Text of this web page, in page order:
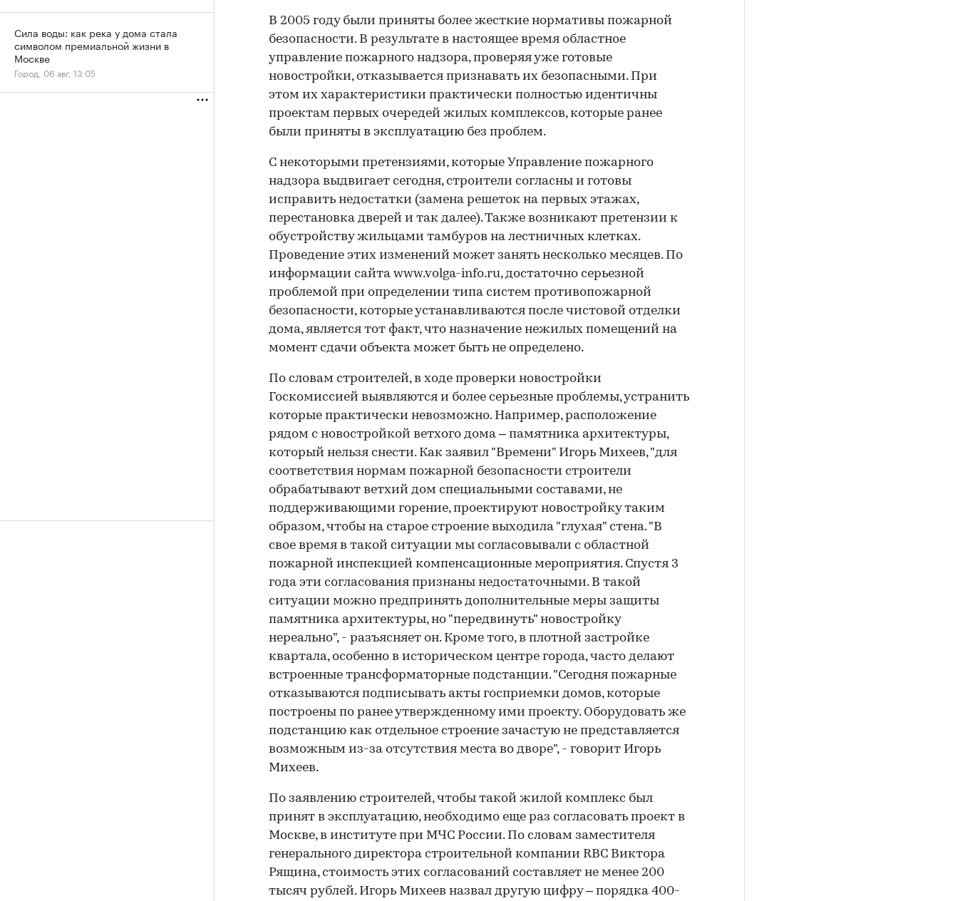
В 2005 году были приняты более жесткие нормативы пожарной
безопасности. В результате в настоящее время областное
управление пожарного надзора, проверяя уже готовые
новостройки, отказывается признавать их безопасными. При
этом их характеристики практически полностью идентичны
проектам первых очередей жилых комплексов, которые ранее
были приняты в эксплуатацию без проблем.
С некоторыми претензиями, которые Управление пожарного
надзора выдвигает сегодня, строители согласны и готовы
исправить недостатки (замена решеток на первых этажах,
перестановка дверей и так далее). Также возникают претензии к
обустройству жильцами тамбуров на лестничных клетках.
Проведение этих изменений может занять несколько месяцев. По
информации сайта www.volga-info.ru, достаточно серьезной
проблемой при определении типа систем противопожарной
безопасности, которые устанавливаются после чистовой отделки
дома, является тот факт, что назначение нежилых помещений на
момент сдачи объекта может быть не определено.
По словам строителей, в ходе проверки новостройки
Госкомиссией выявляются и более серьезные проблемы, устранить
которые практически невозможно. Например, расположение
рядом с новостройкой ветхого дома – памятника архитектуры,
который нельзя снести. Как заявил "Времени" Игорь Михеев, "для
соответствия нормам пожарной безопасности строители
обрабатывают ветхий дом специальными составами, не
поддерживающими горение, проектируют новостройку таким
образом, чтобы на старое строение выходила "глухая" стена. "В
свое время в такой ситуации мы согласовывали с областной
пожарной инспекцией компенсационные мероприятия. Спустя 3
года эти согласования признаны недостаточными. В такой
ситуации можно предпринять дополнительные меры защиты
памятника архитектуры, но "передвинуть" новостройку
нереально", - разъясняет он. Кроме того, в плотной застройке
квартала, особенно в историческом центре города, часто делают
встроенные трансформаторные подстанции. "Сегодня пожарные
отказываются подписывать акты госприемки домов, которые
построены по ранее утвержденному ими проекту. Оборудовать же
подстанцию как отдельное строение зачастую не представляется
возможным из-за отсутствия места во дворе", - говорит Игорь
Михеев.
По заявлению строителей, чтобы такой жилой комплекс был
принят в эксплуатацию, необходимо еще раз согласовать проект в
Москве, в институте при МЧС России. По словам заместителя
генерального директора строительной компании RBC Виктора
Рящина, стоимость этих согласований составляет не менее 200
тысяч рублей. Игорь Михеев назвал другую цифру – порядка 400-
Сила воды: как река у дома стала
символом премиальной жизни в
Москве
Город, 06 авг, 13:05